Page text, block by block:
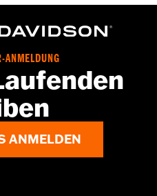
Derby Deckel und
müssen
ANMELDUNG
ANMELDEN